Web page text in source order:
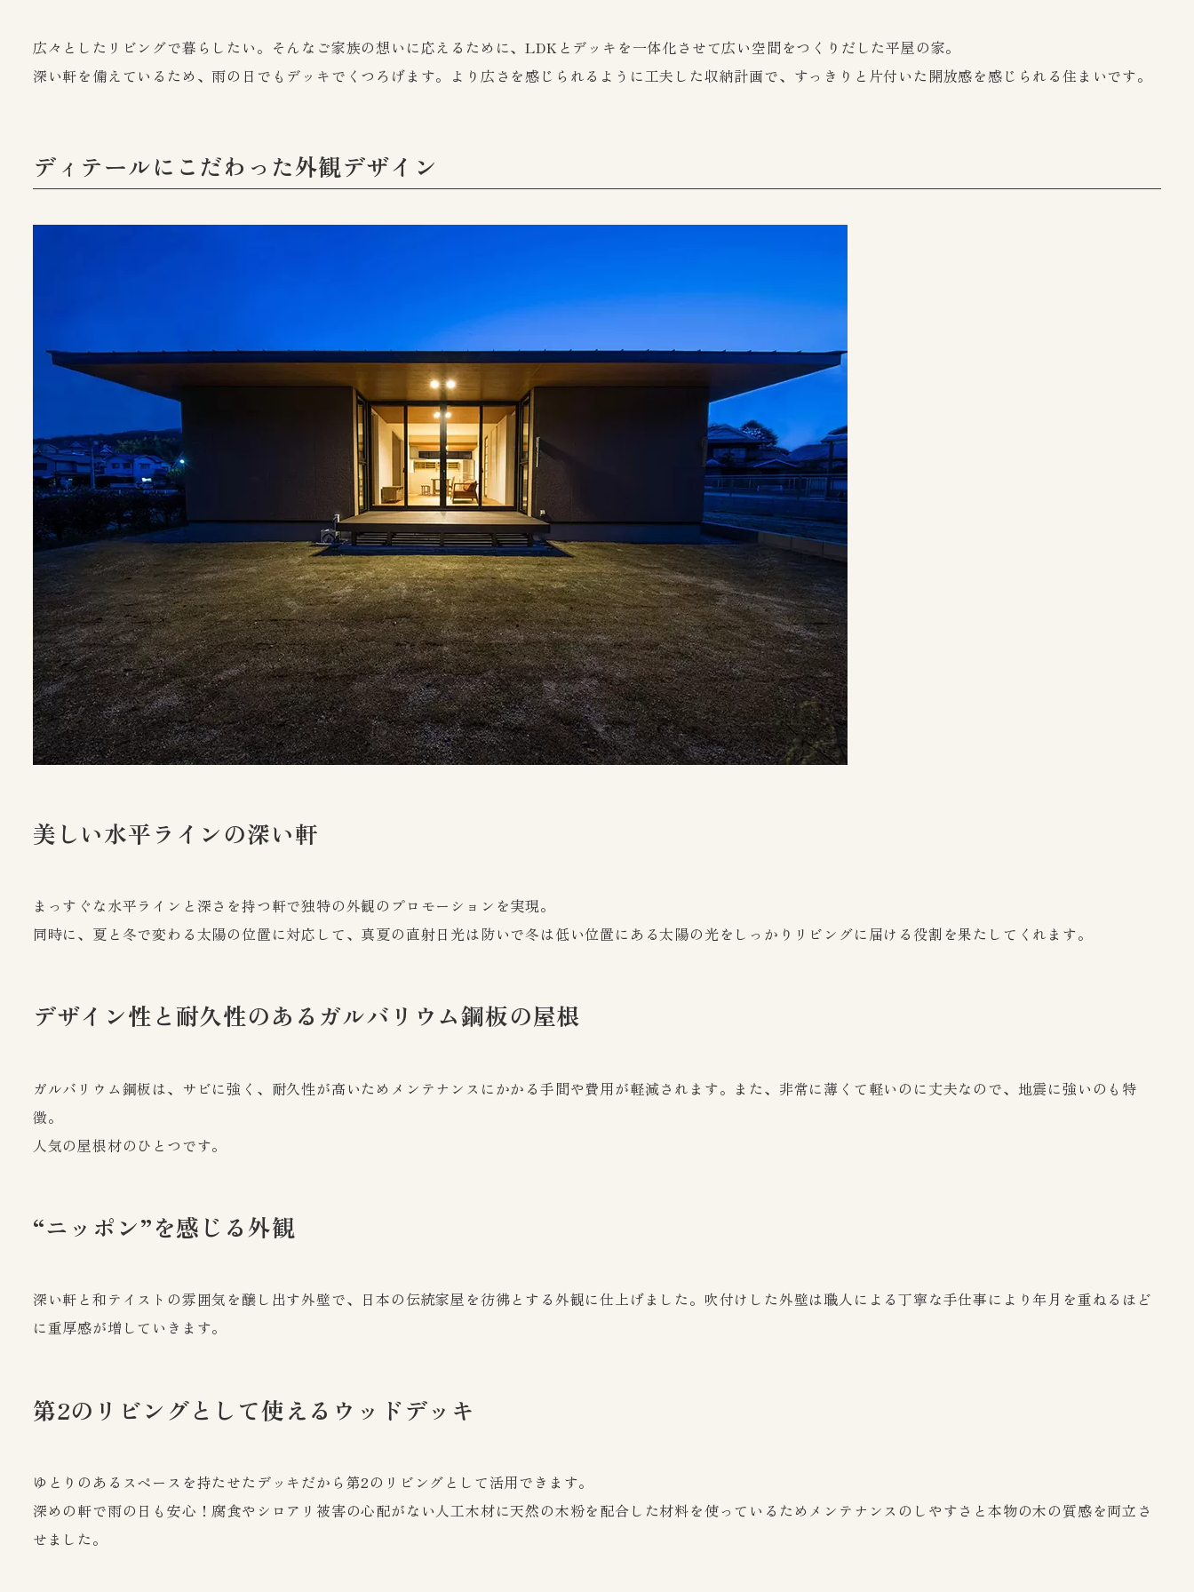
広々としたリビングで暮らしたい。そんなご家族の想いに応えるために、LDKとデッキを一体化させて広い空間をつくりだした平屋の家。
深い軒を備えているため、雨の日でもデッキでくつろげます。より広さを感じられるように工夫した収納計画で、すっきりと片付いた開放感を感じられる住まいです。
ディテールにこだわった外観デザイン
美しい水平ラインの深い軒
まっすぐな水平ラインと深さを持つ軒で独特の外観のプロモーションを実現。
同時に、夏と冬で変わる太陽の位置に対応して、真夏の直射日光は防いで冬は低い位置にある太陽の光をしっかりリビングに届ける役割を果たしてくれます。
デザイン性と耐久性のあるガルバリウム鋼板の屋根
ガルバリウム鋼板は、サビに強く、耐久性が高いためメンテナンスにかかる手間や費用が軽減されます。また、非常に薄くて軽いのに丈夫なので、地震に強いのも特
徴。
人気の屋根材のひとつです。
“ニッポン”を感じる外観
深い軒と和テイストの雰囲気を醸し出す外壁で、日本の伝統家屋を彷彿とする外観に仕上げました。吹付けした外壁は職人による丁寧な手仕事により年月を重ねるほど
に重厚感が増していきます。
第2のリビングとして使えるウッドデッキ
ゆとりのあるスペースを持たせたデッキだから第2のリビングとして活用できます。
深めの軒で雨の日も安心！腐食やシロアリ被害の心配がない人工木材に天然の木粉を配合した材料を使っているためメンテナンスのしやすさと本物の木の質感を両立さ
せました。